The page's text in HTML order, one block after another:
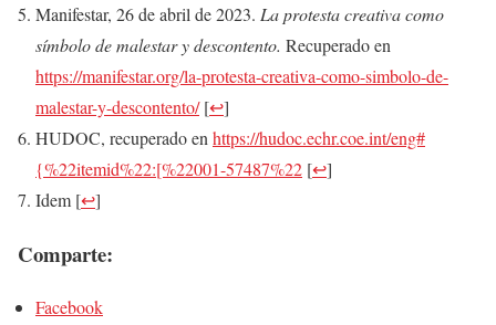
Manifestar, 26 de abril de 2023. La protesta creativa como
símbolo de malestar y descontento. Recuperado en
https://manifestar.org/la-protesta-creativa-como-simbolo-de-
malestar-y-descontento/ [↩]
HUDOC, recuperado en https://hudoc.echr.coe.int/eng#
{%22itemid%22:[%22001-57487%22 [↩]
Idem [↩]
Comparte:
Facebook